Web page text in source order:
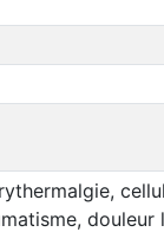
douleur